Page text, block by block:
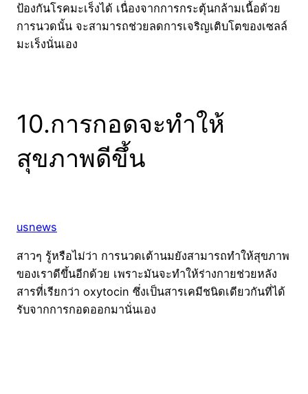
ป้องกันโรคมะเร็งได้ เนื่องจากการกระตุ้นกล้ามเนื้อด้วย
การนวดนั้น จะสามารถช่วยลดการเจริญเติบโตของเซลล์
มะเร็งนั่นเอง
10.การกอดจะทำให้
สุขภาพดีขึ้น
usnews
สาวๆ รู้หรือไม่ว่า การนวดเต้านมยังสามารถทำให้สุขภาพ
ของเราดีขึ้นอีกด้วย เพราะมันจะทำให้ร่างกายช่วยหลัง
สารที่เรียกว่า oxytocin ซึ่งเป็นสารเคมีชนิดเดียวกันที่ได้
รับจากการกอดออกมานั่นเอง